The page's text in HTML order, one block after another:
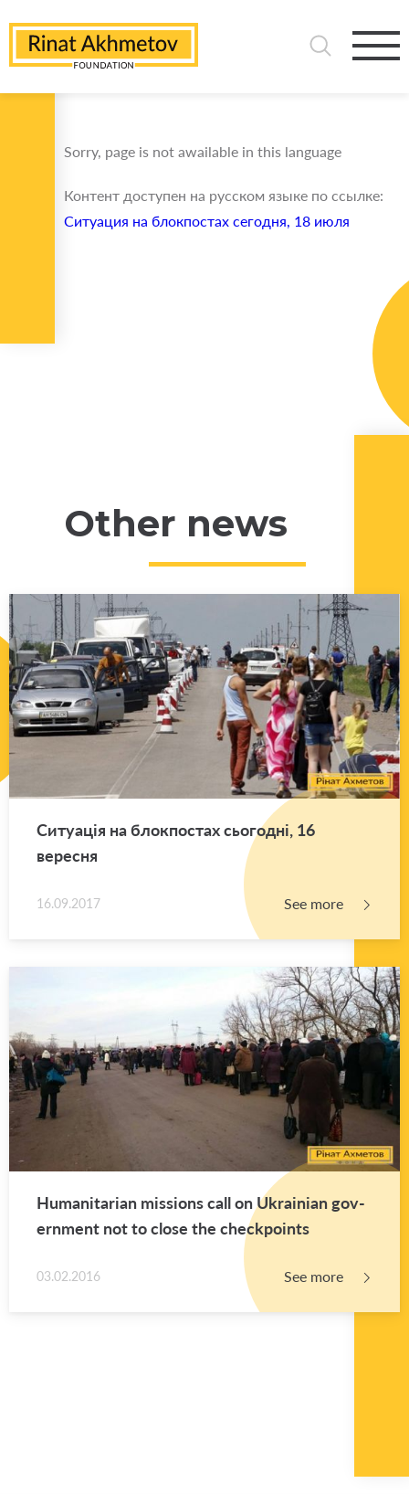
Sorry, page is not awailable in this language
Контент доступен на русском языке по ссылке:
Ситуация на блокпостах сегодня, 18 июля
Other news
Ситуація на блокпостах сьогодні, 16
вересня
16.09.2017 See more
Hu­man­i­tar­ian mis­sions call on Ukrain­ian gov­
ern­ment not to close the check­points
03.02.2016 See more